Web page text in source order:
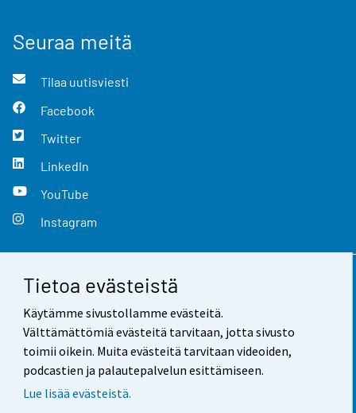
Tietoa evästeistä
Käytämme sivustollamme evästeitä.
Välttämättömiä evästeitä tarvitaan, jotta sivusto
toimii oikein. Muita evästeitä tarvitaan videoiden,
podcastien ja palautepalvelun esittämiseen.
Lue lisää evästeistä.
Seuraa meitä
Tilaa uutisviesti
Facebook
Twitter
LinkedIn
YouTube
Instagram
Yhteystiedot
Palaute
Käyttöehdot